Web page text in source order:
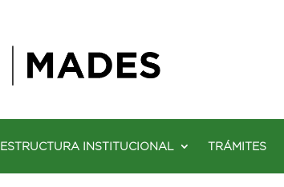
ESTRUCTURA INSTITUCIONAL TRÁMITES